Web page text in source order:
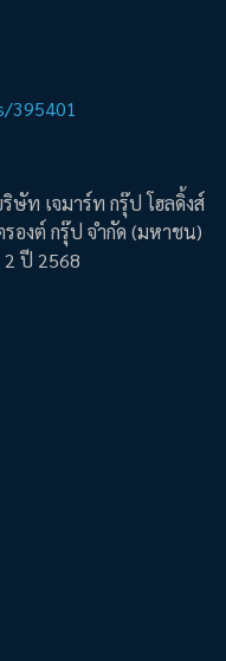
395401
ษัท เจมาร์ท กรุ๊ป โฮลดิ้งส์
องต์ กรุ๊ป จำกัด (มหาชน)
2 ปี 2568